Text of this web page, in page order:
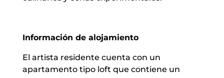
Información de alojamiento
El artista residente cuenta con un
apartamento tipo loft que contiene un